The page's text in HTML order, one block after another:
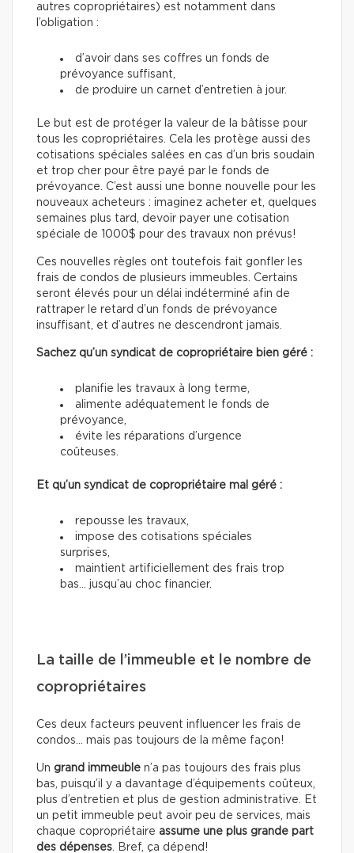
autres copropriétaires) est notamment dans
l’obligation :
d’avoir dans ses coffres un fonds de
prévoyance suffisant,
de produire un carnet d’entretien à jour.
Le but est de protéger la valeur de la bâtisse pour
tous les copropriétaires. Cela les protège aussi des
cotisations spéciales salées en cas d’un bris soudain
et trop cher pour être payé par le fonds de
prévoyance. C’est aussi une bonne nouvelle pour les
nouveaux acheteurs : imaginez acheter et, quelques
semaines plus tard, devoir payer une cotisation
spéciale de 1000$ pour des travaux non prévus!
Ces nouvelles règles ont toutefois fait gonfler les
frais de condos de plusieurs immeubles. Certains
seront élevés pour un délai indéterminé afin de
rattraper le retard d’un fonds de prévoyance
insuffisant, et d’autres ne descendront jamais.
Sachez qu’un syndicat de copropriétaire bien géré :
planifie les travaux à long terme,
alimente adéquatement le fonds de
prévoyance,
évite les réparations d’urgence
coûteuses.
Et qu’un syndicat de copropriétaire mal géré :
repousse les travaux,
impose des cotisations spéciales
surprises,
maintient artificiellement des frais trop
bas… jusqu’au choc financier.
La taille de l’immeuble et le nombre de
copropriétaires
Ces deux facteurs peuvent influencer les frais de
condos… mais pas toujours de la même façon!
Un grand immeuble n’a pas toujours des frais plus
bas, puisqu’il y a davantage d’équipements coûteux,
plus d’entretien et plus de gestion administrative. Et
un petit immeuble peut avoir peu de services, mais
chaque copropriétaire assume une plus grande part
des dépenses. Bref, ça dépend!